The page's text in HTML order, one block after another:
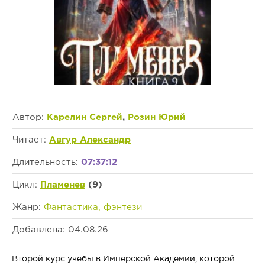
Автор: Карелин Сергей, Розин Юрий
Читает: Авгур Александр
Длительность: 07:37:12
Цикл: Пламенев (9)
Жанр: Фантастика, фэнтези
Добавлена: 04.08.26
Второй курс учебы в Имперской Академии, которой